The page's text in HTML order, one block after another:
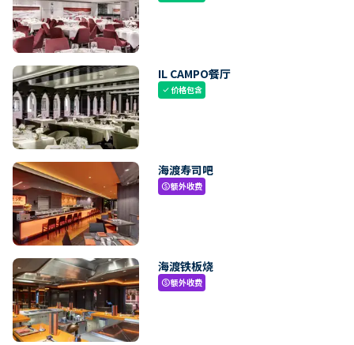
IL CAMPO餐厅
check价格包含
海渡寿司吧
paid额外收费
海渡铁板烧
paid额外收费